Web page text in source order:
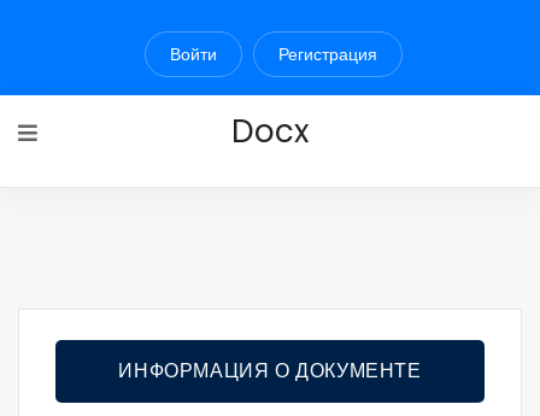
Войти Регистрация
Docx
ИНФОРМАЦИЯ О ДОКУМЕНТЕ